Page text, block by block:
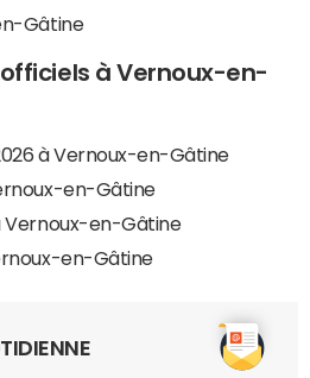
Gâtine
à Vernoux-en-
à Vernoux-en-Gâtine
en-Gâtine
Vernoux-en-Gâtine
en-Gâtine